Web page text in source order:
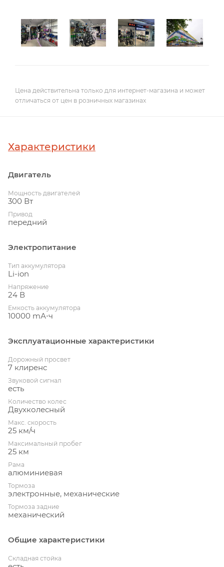
Цена действительна только для интернет-магазина и может
отличаться от цен в розничных магазинах
Характеристики
Двигатель
Мощность двигателей
300 Вт
Привод
передний
Электропитание
Тип аккумулятора
Li-ion
Напряжение
24 В
Емкость аккумулятора
10000 mА⋅ч
Эксплуатационные характеристики
Дорожный просвет
7 клиренс
Звуковой сигнал
есть
Количество колес
Двухколесный
Макс. скорость
25 км/ч
Максимальный пробег
25 км
Рама
алюминиевая
Тормоза
электронные, механические
Тормоза задние
механический
Общие характеристики
Складная стойка